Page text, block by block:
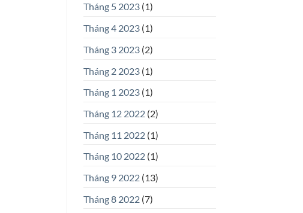
Tháng 5 2023 (1)
Tháng 4 2023 (1)
Tháng 3 2023 (2)
Tháng 2 2023 (1)
Tháng 1 2023 (1)
Tháng 12 2022 (2)
Tháng 11 2022 (1)
Tháng 10 2022 (1)
Tháng 9 2022 (13)
Tháng 8 2022 (7)